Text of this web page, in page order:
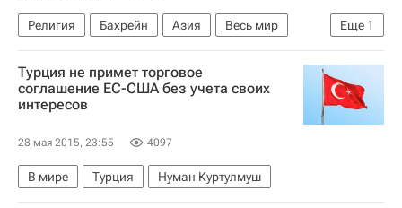
Еще 1
Религия Бахрейн Азия
Весь мир
Религия
Турция не примет торговое
соглашение ЕС-США без учета своих
интересов
28 мая 2015, 23:55 4097
В мире Турция Нуман Куртулмуш